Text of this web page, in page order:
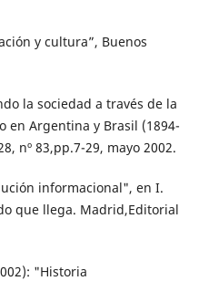
y cultura”, Buenos
la sociedad a través de la
en Argentina y Brasil (1894-
nº 83,pp.7-29, mayo 2002.
informacional", en I.
que llega. Madrid,Editorial
"Historia